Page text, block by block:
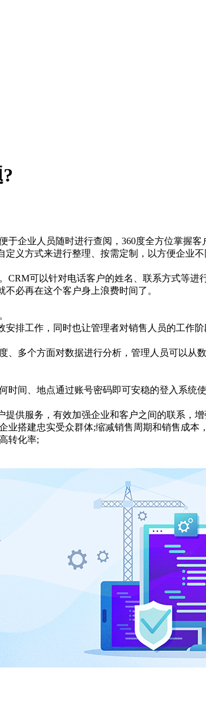
企业人员随时进行查阅，360度全方位掌握客
义方式来进行整理、按需定制，以方便企业不
可以针对电话客户的姓名、联系方式等进
必再在这个客户身上浪费时间了。
排工作，同时也让管理者对销售人员的工作阶
多个方面对数据进行分析，管理人员可以从
间、地点通过账号密码即可安稳的登入系统
供服务，有效加强企业和客户之间的联系，
搭建忠实受众群体;缩减销售周期和销售成
转化率;